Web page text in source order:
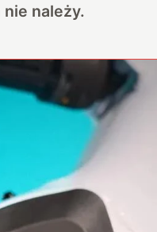
należy.